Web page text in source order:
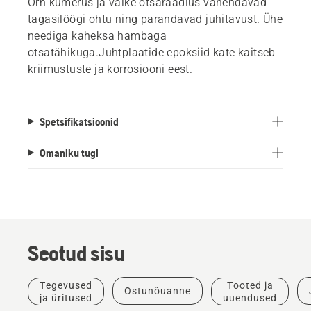
tagasilöögi ohtu ning parandavad juhitavust. Ühe
neediga kaheksa hambaga
otsatähikuga.Juhtplaatide epoksiid kate kaitseb
kriimustuste ja korrosiooni eest.
Spetsifikatsioonid
Omaniku tugi
Seotud sisu
Tegevused
ja üritused
Ostunõuanne
Tooted ja
uuendused